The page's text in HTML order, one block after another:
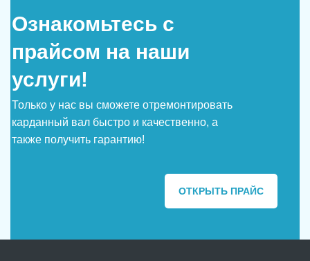
Ознакомьтесь с
прайсом на наши
услуги!
Только у нас вы сможете отремонтировать
карданный вал быстро и качественно, а
также получить гарантию!
ОТКРЫТЬ ПРАЙС